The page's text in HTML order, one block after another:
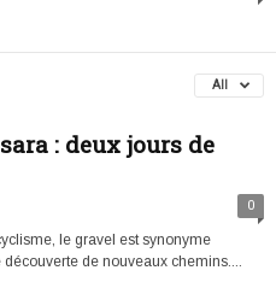
All
: deux jours de
0
le gravel est synonyme
de nouveaux chemins....